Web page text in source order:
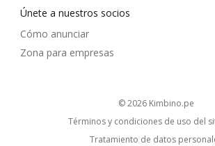
Únete a nuestros socios
Cómo anunciar
Zona para empresas
© 2026 kimbino.pe
Términos y condiciones de uso del
Tratamiento de datos